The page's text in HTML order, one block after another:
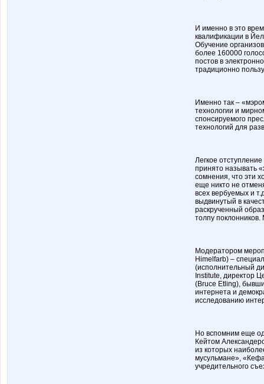
И именно в это
квалификации в
Обучение
более 160000
постов в
традиционно
Именно так –
технологии и
спонсируемого
технологий для
Легкое
принято называть
сомнения, что эти
еще никто не
всех вербуемых и
выдвинутый в
раскрученный
толпу поклонников.
Модератором
Himelfarb) –
(исполнительный
Institute, директор
(Bruce Etling),
интернета и
исследованию
Но вспомним еще
Кейтом
из которых
мусульмане»,
учредительного